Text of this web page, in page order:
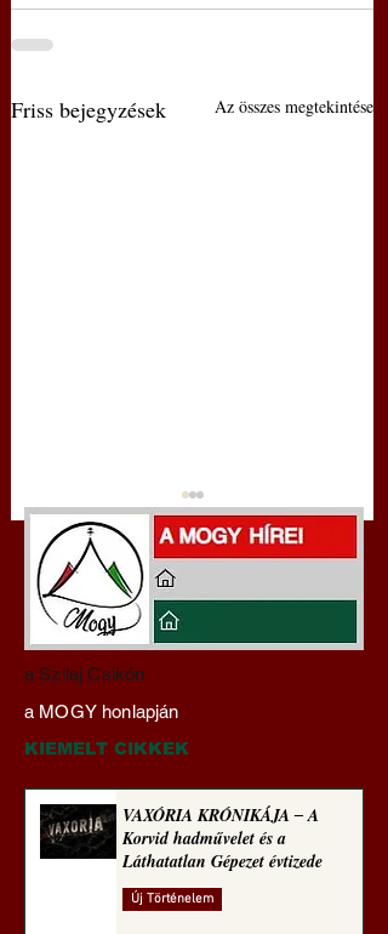
Friss bejegyzések Az összes megtekintése
Darai Lajos:
Naplóbölcsességeim
(2023)
a Szilaj Csikón
a MOGY honlapján
KIEMELT CIKKEK
VAXÓRIA KRÓNIKÁJA ‒ A
Korvid hadművelet és a
Láthatatlan Gépezet évtizede
Új Történelem